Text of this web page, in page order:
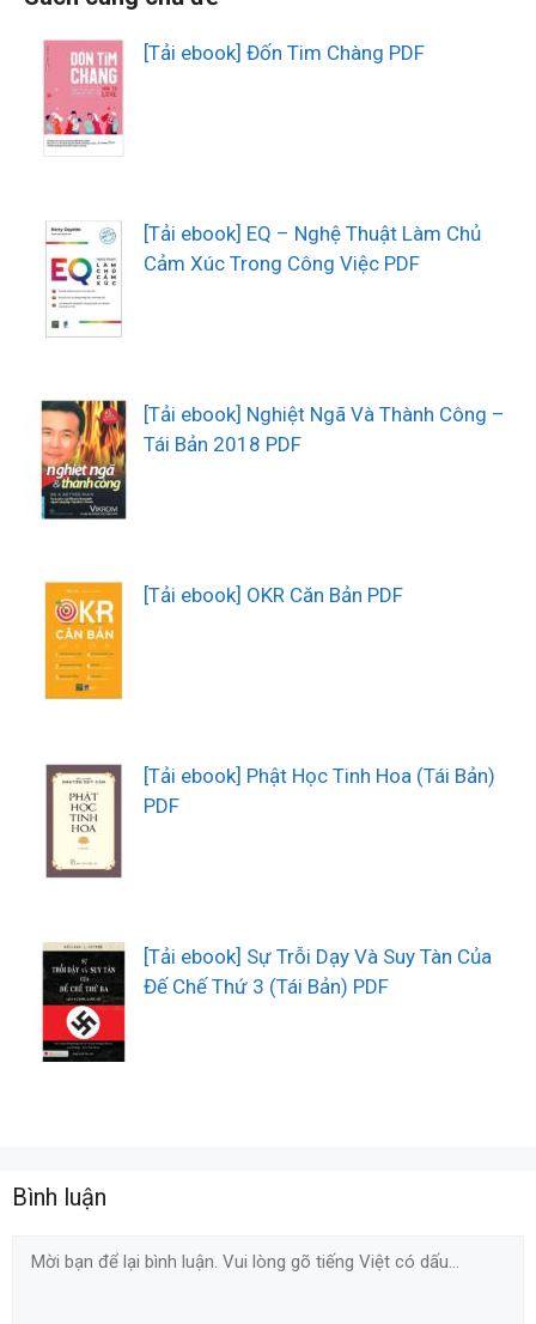
[Tải ebook] Đốn Tim Chàng PDF
[Tải ebook] EQ – Nghệ Thuật Làm Chủ
Cảm Xúc Trong Công Việc PDF
[Tải ebook] Nghiệt Ngã Và Thành Công –
Tái Bản 2018 PDF
[Tải ebook] OKR Căn Bản PDF
[Tải ebook] Phật Học Tinh Hoa (Tái Bản)
PDF
[Tải ebook] Sự Trỗi Dạy Và Suy Tàn Của
Đế Chế Thứ 3 (Tái Bản) PDF
Bình luận
Comment